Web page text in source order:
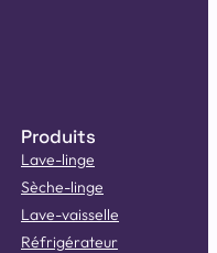
Produits
Lave-linge
Sèche-linge
Lave-vaisselle
Réfrigérateur